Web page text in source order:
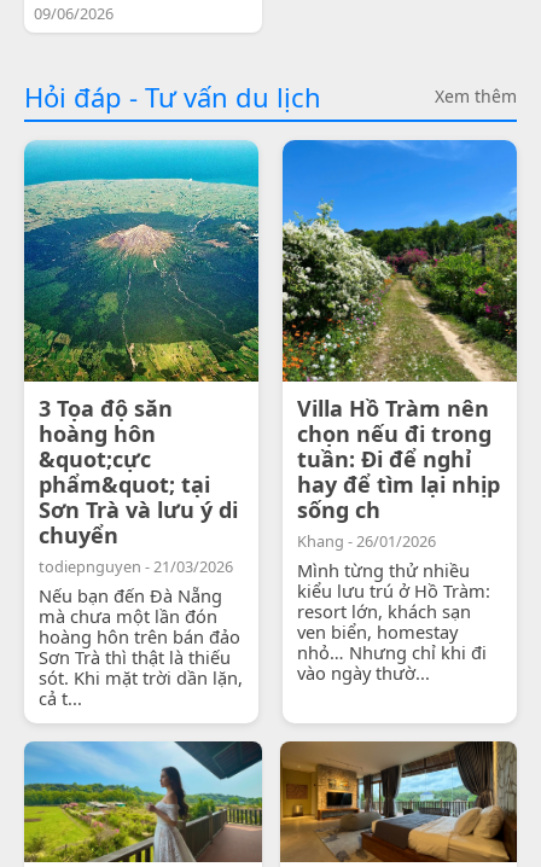
09/06/2026
Hỏi đáp - Tư vấn du lịch Xem thêm
3 Tọa độ săn
hoàng hôn
&quot;cực
phẩm&quot; tại
Sơn Trà và lưu ý di
chuyển
todiepnguyen - 21/03/2026
Nếu bạn đến Đà Nẵng
mà chưa một lần đón
hoàng hôn trên bán đảo
Sơn Trà thì thật là thiếu
sót. Khi mặt trời dần lặn,
cả t...
Villa Hồ Tràm nên
chọn nếu đi trong
tuần: Đi để nghỉ
hay để tìm lại nhịp
sống ch
Khang - 26/01/2026
Mình từng thử nhiều
kiểu lưu trú ở Hồ Tràm:
resort lớn, khách sạn
ven biển, homestay
nhỏ… Nhưng chỉ khi đi
vào ngày thườ...